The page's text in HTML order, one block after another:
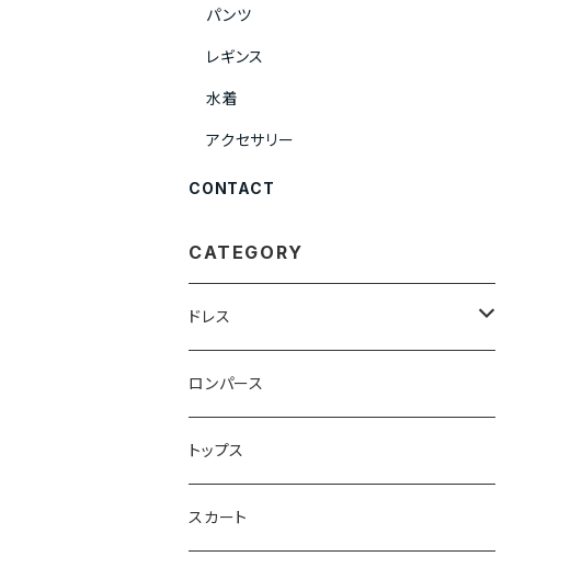
パンツ
レギンス
水着
アクセサリー
CONTACT
CATEGORY
ドレス
ベアトップ型ドレス （カップ付）
ワンショルダー型ドレス （カップ付）
ショルダ型ドレス（カップ付）
ロンパース
トップス
スカート